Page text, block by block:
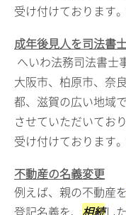
受け付けております
成年後見人を司法書
へいわ法務司法書士
大阪市、柏原市、奈
都、滋賀の広い地域
させていただいてお
受け付けております
不動産の名義変更
例えば、親の不動産を
登記名義を、 相続し